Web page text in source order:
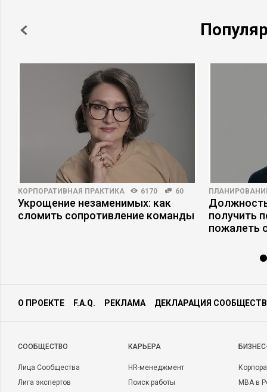
КОРПОРАТИВНАЯ ПРАКТИКА 6170 60
Укрощение незаменимых: как
сломить сопротивление команды
получить
пожалеть
О ПРОЕКТЕ F.A.Q. РЕКЛАМА ДЕКЛАРАЦИЯ
CООБЩЕСТВО
Лица Сообщества
Лига экспертов
КАРЬЕРА
HR-менеджмент
Поиск работы
MBA в